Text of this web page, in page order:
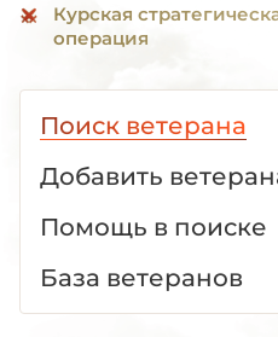
Курская
операция
Поиск ветерана
Добавить
Помощь в поиске
База ветеранов